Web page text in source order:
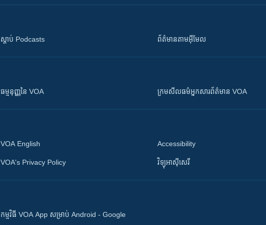
ស្តាប់ Podcasts ព័ត៌មាន​តាម​អ៊ីមែល
ធម្មនុញ្ញ​នៃ VOA ក្រម​​​សីលធម៌​​​អ្នក​​​សារព័ត៌មាន VOA
VOA English
VOA's Privacy Policy
Accessibility
វិទ្យុ​អាស៊ី​សេរី
កម្មវិធី​ VOA App សម្រាប់ Android - Google